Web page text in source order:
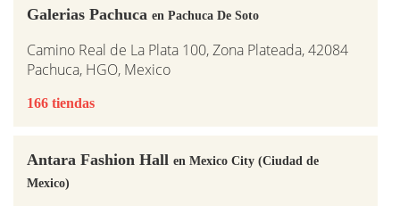
Galerias Pachuca en Pachuca De Soto
Camino Real de La Plata 100, Zona Plateada, 42084
Pachuca, HGO, Mexico
166 tiendas
Antara Fashion Hall en Mexico City (Ciudad de
Mexico)